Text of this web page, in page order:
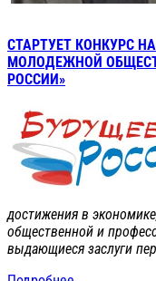
СТАРТУЕТ КОНКУРС
МОЛОДЕЖНОЙ
РОССИИ»
достижения в
общественной и
выдающиеся заслуги